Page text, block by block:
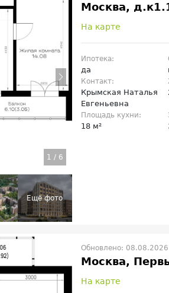
1 / 6
Москва,
На карте
Ипотека:
да
Контакт:
Крымская Наталья
Евгеньевна
Площадь кухни:
18 м²
Обновлено: 08.08.2026
Москва,
На карте